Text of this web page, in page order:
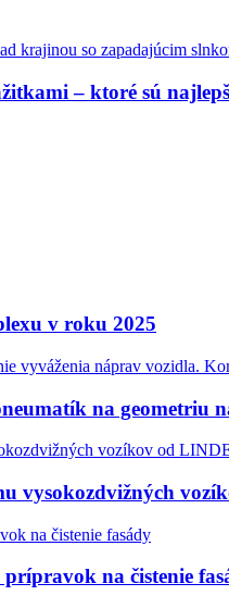
– ktoré sú
v roku 2025
na geometriu
vysokozdvižných
na čistenie